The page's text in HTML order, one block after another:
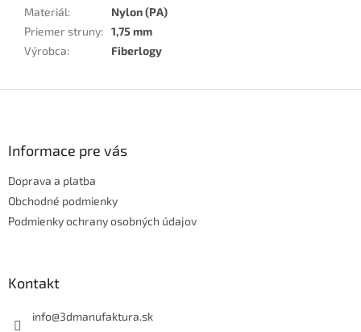
Materiál:
Nylon (PA)
Priemer struny: 1,75 mm
Výrobca: Fiberlogy
Informace pre vás
Doprava a platba
Obchodné podmienky
Podmienky ochrany osobných údajov
Kontakt
info@3dmanufaktura.sk